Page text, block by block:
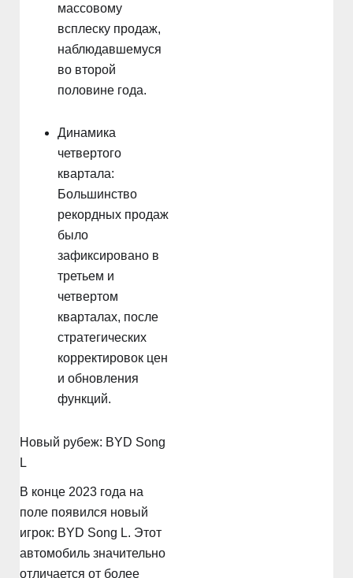
массовому
всплеску продаж,
наблюдавшемуся
во второй
половине года.
Динамика
четвертого
квартала:
Большинство
рекордных продаж
было
зафиксировано в
третьем и
четвертом
кварталах, после
стратегических
корректировок цен
и обновления
функций.
Новый рубеж: BYD Song
L
В конце 2023 года на
поле появился новый
игрок: BYD Song L. Этот
автомобиль значительно
отличается от более